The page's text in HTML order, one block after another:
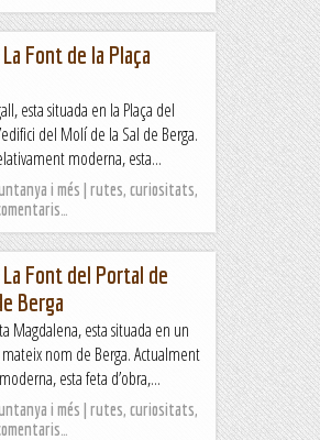
Font de la Plaça
esta situada en la Plaça del
del Molí de la Sal de Berga.
moderna, esta...
i més | rutes, curiositats,
Font del Portal de
Berga
Magdalena, esta situada en un
nom de Berga. Actualment
esta feta d’obra,...
i més | rutes, curiositats,